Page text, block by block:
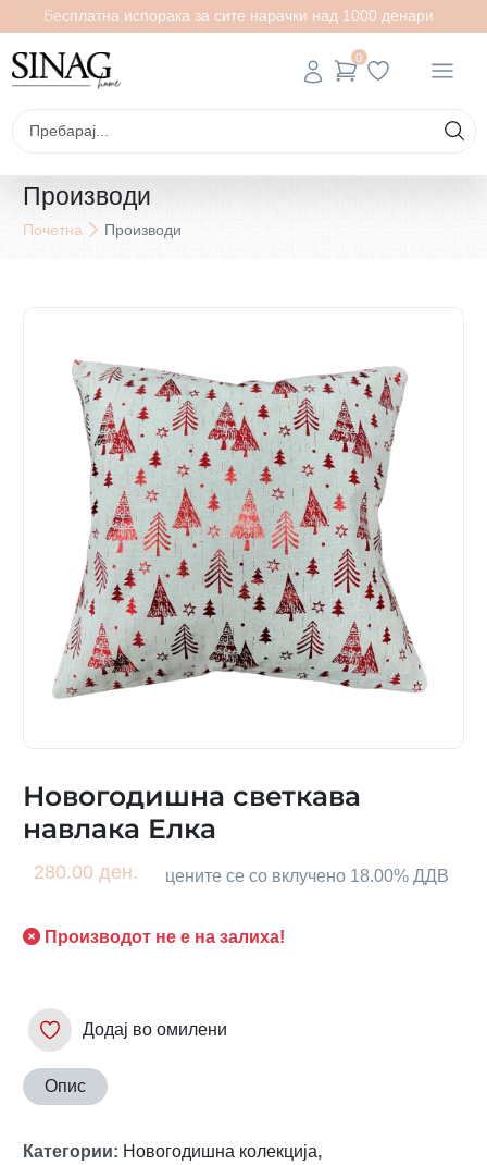
Бесплатна испорака за сите нарачки над 1000 денари
0
Производи
Почетна Производи
Новогодишна светкава
навлака Елка
280.00 ден. цените се со вклучено 18.00% ДДВ
Производот не е на залиха!
Додај во омилени
Опис
Категории: Новогодишна колекција,